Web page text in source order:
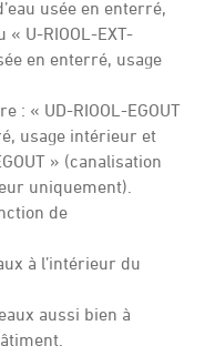
usée en enterré,
U-RIOOL-EXT-
en enterré, usage
« UD-RIOOL-EGOUT
usage intérieur et
» (canalisation
uniquement).
de
à l’intérieur du
aussi bien à